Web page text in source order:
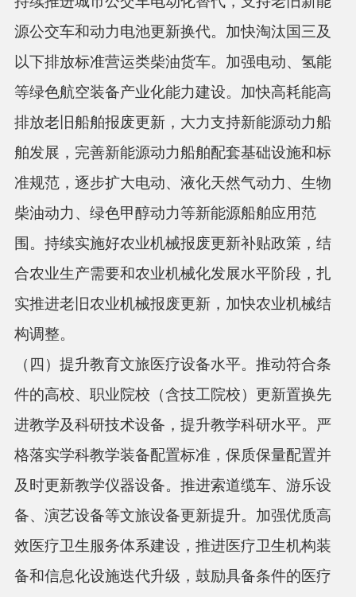
源公交车和动力电池更新换代。加快淘汰国三及
以下排放标准营运类柴油货车。加强电动、氢能
等绿色航空装备产业化能力建设。加快高耗能高
排放老旧船舶报废更新，大力支持新能源动力船
舶发展，完善新能源动力船舶配套基础设施和标
准规范，逐步扩大电动、液化天然气动力、生物
柴油动力、绿色甲醇动力等新能源船舶应用范
围。持续实施好农业机械报废更新补贴政策，结
合农业生产需要和农业机械化发展水平阶段，扎
实推进老旧农业机械报废更新，加快农业机械结
构调整。
（四）提升教育文旅医疗设备水平。 推动符合条
件的高校、职业院校（含技工院校）更新置换先
进教学及科研技术设备，提升教学科研水平。严
格落实学科教学装备配置标准，保质保量配置并
及时更新教学仪器设备。推进索道缆车、游乐设
备、演艺设备等文旅设备更新提升。加强优质高
效医疗卫生服务体系建设，推进医疗卫生机构装
备和信息化设施迭代升级，鼓励具备条件的医疗